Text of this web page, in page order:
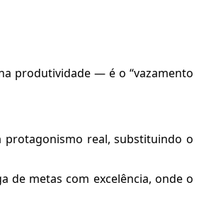
produtividade — é o “vazamento
protagonismo real, substituindo o
de metas com excelência, onde o